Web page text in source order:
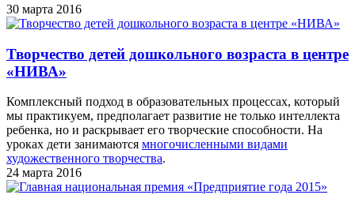
30 марта 2016
Творчество детей дошкольного возраста в центре
«НИВА»
Комплексный подход в образовательных процессах, который
мы практикуем, предполагает развитие не только интеллекта
ребенка, но и раскрывает его творческие способности. На
уроках дети занимаются многочисленными видами
художественного творчества.
24 марта 2016